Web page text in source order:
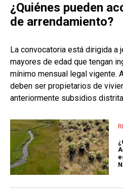
¿Quiénes pueden
de arrendamiento?
La convocatoria está dirigida a
mayores de edad que tengan
mínimo mensual legal vigente.
deben ser propietarios de
anteriormente subsidios